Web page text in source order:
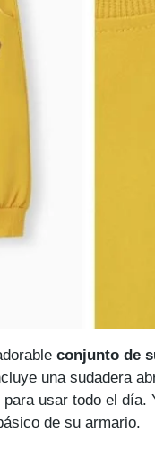
conjunto de
una sudadera
usar todo el
de su armario.